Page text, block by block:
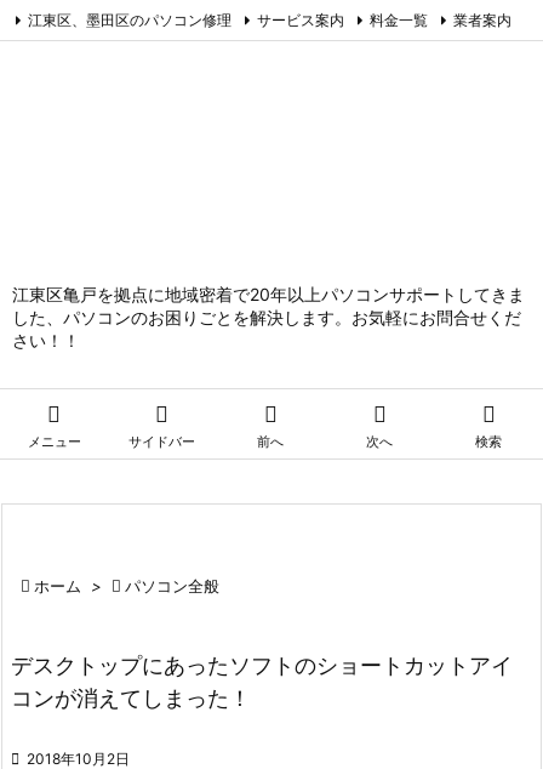
江東区亀戸を拠点に地域密着で20年以上パソコンサポートしてきま
した、パソコンのお困りごとを解決します。お気軽にお問合せくだ
さい！！

メニュー

サイドバー

前へ

次へ

検索
江東区、墨田区のパソコン修理 サービス案内 料金一覧 業者案内
 ホーム >  パソコン全般
デスクトップにあったソフトのショートカットアイ
コンが消えてしまった！
 2018年10月2日